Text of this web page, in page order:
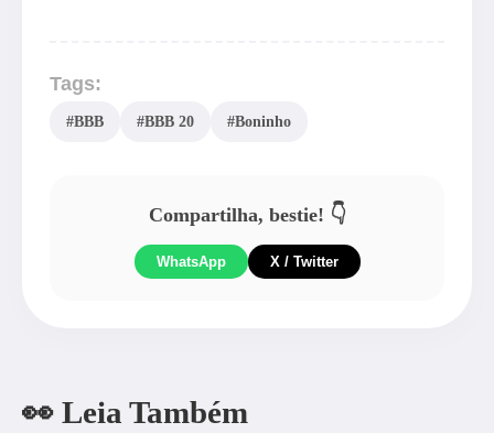
Tags:
#BBB #BBB 20 #Boninho
Compartilha, bestie! 👇
WhatsApp X / Twitter
👀 Leia Também